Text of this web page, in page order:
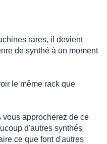
rares, il devient
de synthé à un moment
le même rack que
vous approcherez de ce
d'autres synthés
ce que font d'autres